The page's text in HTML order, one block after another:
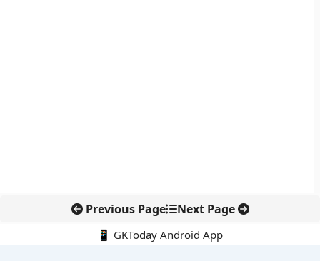
Previous Page Next Page
📱 GKToday Android App